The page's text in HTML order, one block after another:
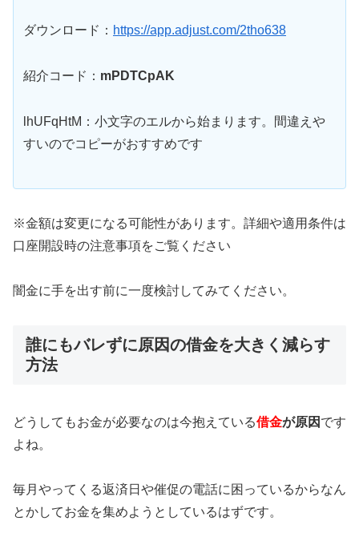
ダウンロード： https://app.adjust.com/2tho638
紹介コード： mPDTCpAK
lhUFqHtM：小文字のエルから始まります。間違えや
すいのでコピーがおすすめです
※金額は変更になる可能性があります。詳細や適用条件は
口座開設時の注意事項をご覧ください
闇金に手を出す前に一度検討してみてください。
誰にもバレずに原因の借金を大きく減らす
方法
どうしてもお金が必要なのは今抱えている借金が原因 です
よね。
毎月やってくる返済日や催促の電話に困っているからなん
とかしてお金を集めようとしているはずです。